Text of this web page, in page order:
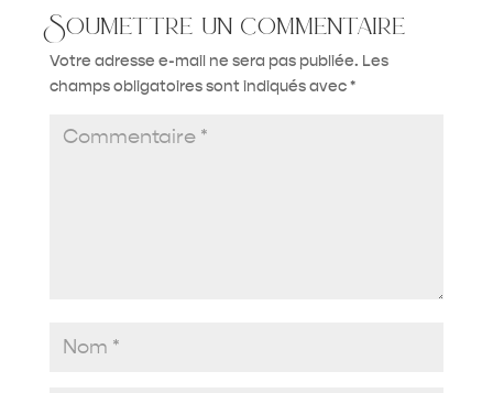
Soumettre un commentaire
Votre adresse e-mail ne sera pas publiée. Les
champs obligatoires sont indiqués avec*